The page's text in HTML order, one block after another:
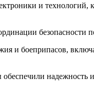
и технологий,
безопасности
боеприпасов,
надежность